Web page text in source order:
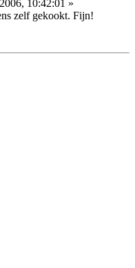
10:42:01 »
zelf gekookt. Fijn!